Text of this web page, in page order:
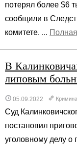
потерял более $6
сообщили в
комитете. ...
В
липовым
05.09.2022
Суд
постановил
уголовному делу о